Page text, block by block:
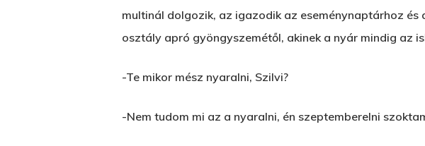
multinál dolgozik, az igazodik az eseménynaptárhoz
osztály apró gyöngyszemétől, akinek a nyár mindig az
-Te mikor mész nyaralni, Szilvi?
-Nem tudom mi az a nyaralni, én szeptemberelni